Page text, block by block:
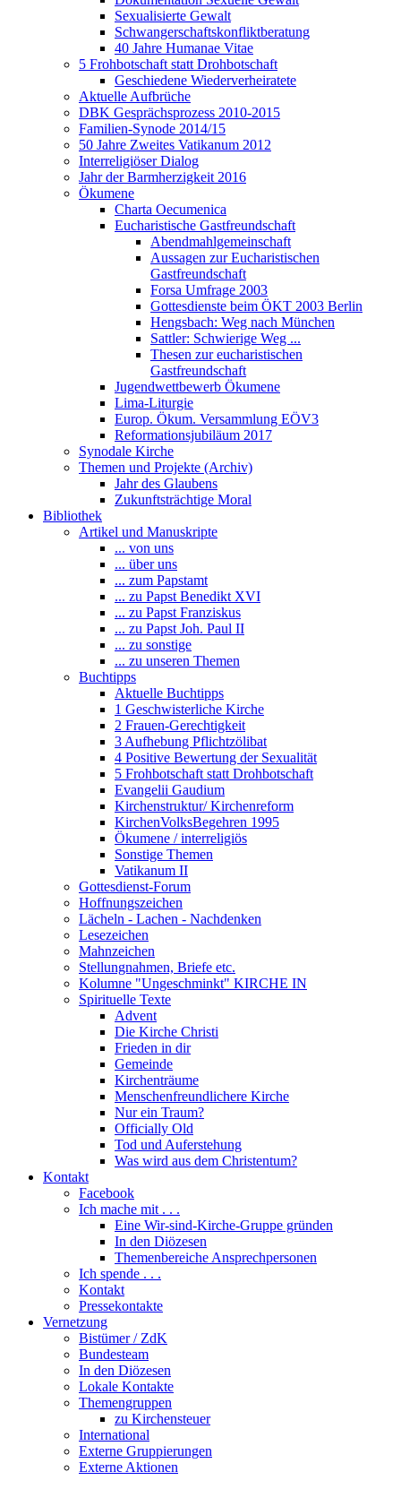
Sexualisierte Gewalt
Schwangerschaftskonfliktberatung
40 Jahre Humanae Vitae
5 Frohbotschaft statt Drohbotschaft
Geschiedene Wiederverheiratete
Aktuelle Aufbrüche
DBK Gesprächsprozess 2010-2015
Familien-Synode 2014/15
50 Jahre Zweites Vatikanum 2012
Interreligiöser Dialog
Jahr der Barmherzigkeit 2016
Ökumene
Charta Oecumenica
Eucharistische Gastfreundschaft
Abendmahlgemeinschaft
Aussagen zur Eucharistischen
Gastfreundschaft
Forsa Umfrage 2003
Gottesdienste beim ÖKT 2003 Berlin
Hengsbach: Weg nach München
Sattler: Schwierige Weg ...
Thesen zur eucharistischen
Gastfreundschaft
Jugendwettbewerb Ökumene
Lima-Liturgie
Europ. Ökum. Versammlung EÖV3
Reformationsjubiläum 2017
Synodale Kirche
Themen und Projekte (Archiv)
Jahr des Glaubens
Zukunftsträchtige Moral
Bibliothek
Artikel und Manuskripte
... von uns
... über uns
... zum Papstamt
... zu Papst Benedikt XVI
... zu Papst Franziskus
... zu Papst Joh. Paul II
... zu sonstige
... zu unseren Themen
Buchtipps
Aktuelle Buchtipps
1 Geschwisterliche Kirche
2 Frauen-Gerechtigkeit
3 Aufhebung Pflichtzölibat
4 Positive Bewertung der Sexualität
5 Frohbotschaft statt Drohbotschaft
Evangelii Gaudium
Kirchenstruktur/ Kirchenreform
KirchenVolksBegehren 1995
Ökumene / interreligiös
Sonstige Themen
Vatikanum II
Gottesdienst-Forum
Hoffnungszeichen
Lächeln - Lachen - Nachdenken
Lesezeichen
Mahnzeichen
Stellungnahmen, Briefe etc.
Kolumne "Ungeschminkt" KIRCHE IN
Spirituelle Texte
Advent
Die Kirche Christi
Frieden in dir
Gemeinde
Kirchenträume
Menschenfreundlichere Kirche
Nur ein Traum?
Officially Old
Tod und Auferstehung
Was wird aus dem Christentum?
Kontakt
Facebook
Ich mache mit . . .
Eine Wir-sind-Kirche-Gruppe gründen
In den Diözesen
Themenbereiche Ansprechpersonen
Ich spende . . .
Kontakt
Pressekontakte
Vernetzung
Bistümer / ZdK
Bundesteam
In den Diözesen
Lokale Kontakte
Themengruppen
zu Kirchensteuer
International
Externe Gruppierungen
Externe Aktionen